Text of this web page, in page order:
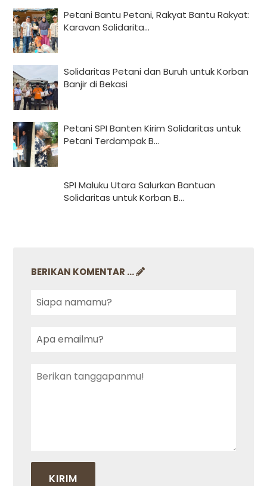
Petani Bantu Petani, Rakyat Bantu Rakyat:
Karavan Solidarita...
Solidaritas Petani dan Buruh untuk Korban
Banjir di Bekasi
Petani SPI Banten Kirim Solidaritas untuk
Petani Terdampak B...
SPI Maluku Utara Salurkan Bantuan
Solidaritas untuk Korban B...
BERIKAN KOMENTAR ...